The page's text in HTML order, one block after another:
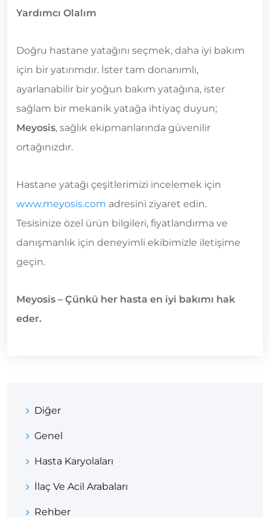
Yardımcı Olalım
Doğru hastane yatağını seçmek, daha iyi bakım
için bir yatırımdır. İster tam donanımlı,
ayarlanabilir bir yoğun bakım yatağına, ister
sağlam bir mekanik yatağa ihtiyaç duyun;
Meyosis, sağlık ekipmanlarında güvenilir
ortağınızdır.
Hastane yatağı çeşitlerimizi incelemek için
www.meyosis.com adresini ziyaret edin.
Tesisinize özel ürün bilgileri, fiyatlandırma ve
danışmanlık için deneyimli ekibimizle iletişime
geçin.
Meyosis – Çünkü her hasta en iyi bakımı hak
eder.
Diğer
Genel
Hasta Karyolaları
İlaç Ve Acil Arabaları
Rehber